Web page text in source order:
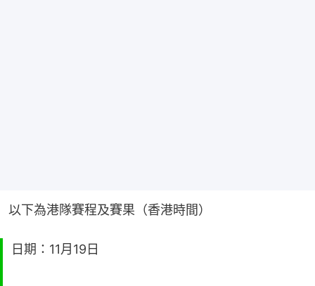
以下為港隊賽程及賽果（香港時間）
日期：11月19日